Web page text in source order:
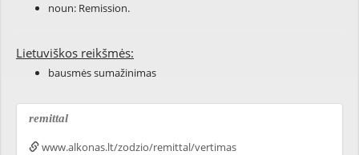
noun: Remission.
Lietuviškos reikšmės:
bausmės sumažinimas
remittal
www.alkonas.lt/zodzio/remittal/vertimas